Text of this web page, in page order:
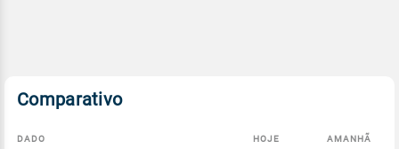
Comparativo
DADO HOJE AMANHÃ